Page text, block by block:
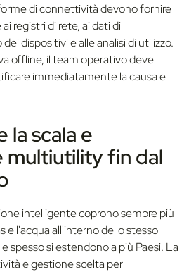
di connettività devono fornire
registri di rete, ai dati di
dispositivi e alle analisi di utilizzo.
offline, il team operativo deve
immediatamente la causa e
la scala e
multiutility fin dal
intelligente coprono sempre più
e l'acqua all'interno dello stesso
spesso si estendono a più Paesi. La
e gestione scelta per